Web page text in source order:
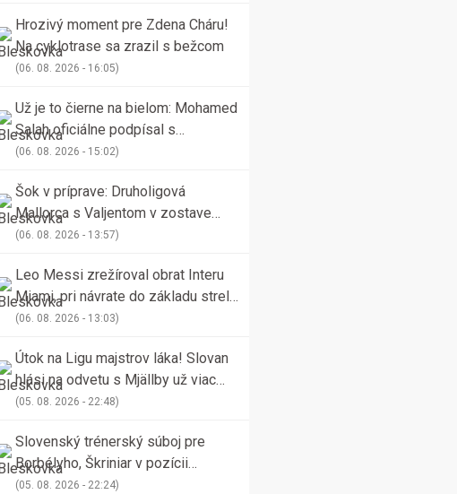
Hrozivý moment pre Zdena Cháru!
Na cyklotrase sa zrazil s bežcom
(06. 08. 2026 - 16:05)
Už je to čierne na bielom: Mohamed
Salah oficiálne podpísal s
Trabzonsporom
(06. 08. 2026 - 15:02)
Šok v príprave: Druholigová
Mallorca s Valjentom v zostave
zdolala PSG
(06. 08. 2026 - 13:57)
Leo Messi zrežíroval obrat Interu
Miami, pri návrate do základu strelil
dva góly
(06. 08. 2026 - 13:03)
Útok na Ligu majstrov láka! Slovan
hlási na odvetu s Mjällby už viac
ako 13-tisíc predaných lístkov
(05. 08. 2026 - 22:48)
Slovenský trénerský súboj pre
Borbélyho, Škriniar v pozícii
kapitána potiahol Fenerbahce
(05. 08. 2026 - 22:24)